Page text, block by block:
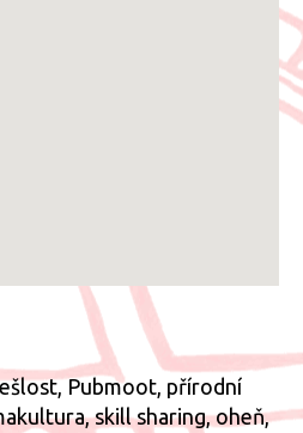
Pubmoot, přírodní
skill sharing, oheň,